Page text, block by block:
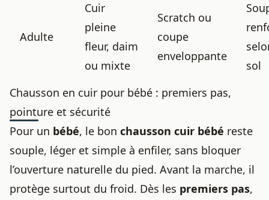
Adulte
Cuir
pleine
fleur, daim
ou mixte
Scratch ou
coupe
enveloppante
sol
Chausson en cuir pour bébé : premiers pas,
pointure et sécurité
Pour un bébé, le bon chausson cuir bébé reste
souple, léger et simple à enfiler, sans bloquer
l’ouverture naturelle du pied. Avant la marche, il
protège surtout du froid. Dès les premiers pas,